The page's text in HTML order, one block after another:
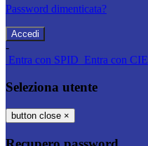
Password dimenticata?
-
Entra con SPID Entra con CIE
Seleziona utente
button close ×